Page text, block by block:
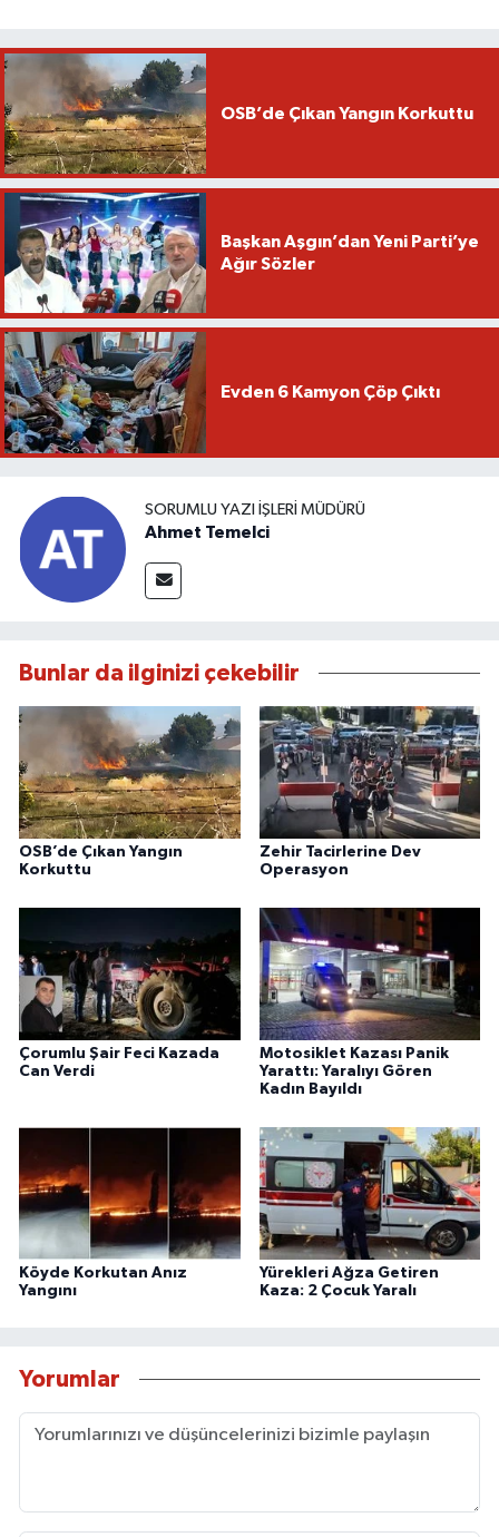
OSB’de Çıkan Yangın Korkuttu
Başkan Aşgın’dan Yeni Parti’ye
Ağır Sözler
Evden 6 Kamyon Çöp Çıktı
SORUMLU YAZI İŞLERI MÜDÜRÜ
Ahmet Temelci
Bunlar da ilginizi çekebilir
OSB’de Çıkan Yangın
Korkuttu
Zehir Tacirlerine Dev
Operasyon
Çorumlu Şair Feci Kazada
Can Verdi
Motosiklet Kazası Panik
Yarattı: Yaralıyı Gören
Kadın Bayıldı
Köyde Korkutan Anız
Yangını
Yürekleri Ağza Getiren
Kaza: 2 Çocuk Yaralı
Yorumlar